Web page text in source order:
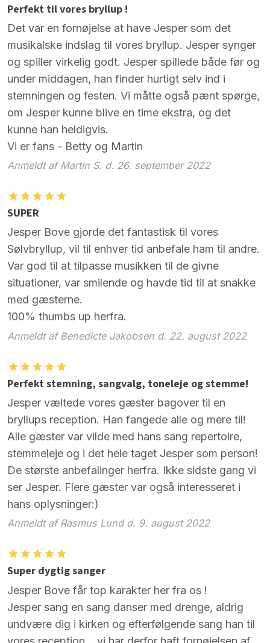
Perfekt til vores bryllup !
Det var en fornøjelse at have Jesper som det
musikalske indslag til vores bryllup. Jesper synger
og spiller virkelig godt. Jesper spillede både før og
under middagen, han finder hurtigt selv ind i
stemningen og festen. Vi måtte også pænt spørge,
om Jesper kunne blive en time ekstra, og det
kunne han heldigvis.
Vi er fans - Betty og Martin
Anmeldt af Martin S. d. 26. september 2022
SUPER
Jesper Bove gjorde det fantastisk til vores
Sølvbryllup, vil til enhver tid anbefale ham til andre.
Var god til at tilpasse musikken til de givne
situationer, var smilende og havde tid til at snakke
med gæsterne.
100% thumbs up herfra.
Anmeldt af Benedicte Jakobsen d. 22. august 2022
Perfekt stemning, sangvalg, toneleje og stemme!
Jesper væltede vores gæster bagover til en
bryllups reception. Han fangede alle og mere til!
Alle gæster var vilde med hans sang repertoire,
stemmeleje og i det hele taget Jesper som person!
De største anbefalinger herfra. Ikke sidste gang vi
ser Jesper. Flere gæster var også interesseret i
hans oplysninger:)
Anmeldt af Rasmus Lund d. 9. august 2022
Super dygtig sanger
Jesper Bove får top karakter her fra os !
Jesper sang en sang danser med drenge, aldrig
undvære dig i kirken og efterfølgende sang han til